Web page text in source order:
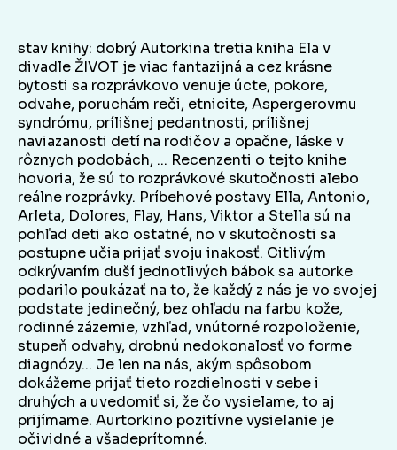
stav knihy: dobrý Autorkina tretia kniha Ela v
divadle ŽIVOT je viac fantazijná a cez krásne
bytosti sa rozprávkovo venuje úcte, pokore,
odvahe, poruchám reči, etnicite, Aspergerovmu
syndrómu, prílišnej pedantnosti, prílišnej
naviazanosti detí na rodičov a opačne, láske v
rôznych podobách, ... Recenzenti o tejto knihe
hovoria, že sú to rozprávkové skutočnosti alebo
reálne rozprávky. Príbehové postavy Ella, Antonio,
Arleta, Dolores, Flay, Hans, Viktor a Stella sú na
pohľad deti ako ostatné, no v skutočnosti sa
postupne učia prijať svoju inakosť. Citlivým
odkrývaním duší jednotlivých bábok sa autorke
podarilo poukázať na to, že každý z nás je vo svojej
podstate jedinečný, bez ohľadu na farbu kože,
rodinné zázemie, vzhľad, vnútorné rozpoloženie,
stupeň odvahy, drobnú nedokonalosť vo forme
diagnózy... Je len na nás, akým spôsobom
dokážeme prijať tieto rozdielnosti v sebe i
druhých a uvedomiť si, že čo vysielame, to aj
prijímame. Aurtorkino pozitívne vysielanie je
očividné a všadeprítomné.